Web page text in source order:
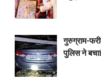
गुरुग्राम-
पुलिस ने